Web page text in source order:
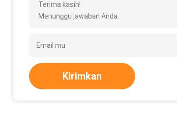
Terima kasih!
Menunggu jawaban Anda.
Kirimkan